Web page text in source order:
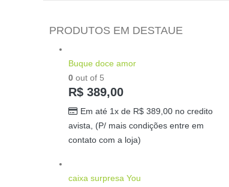
PRODUTOS EM DESTAUE
Buque doce amor
0 out of 5
R$ 389,00
Em até 1x de R$ 389,00 no credito
avista, (P/ mais condições entre em
contato com a loja)
caixa surpresa You